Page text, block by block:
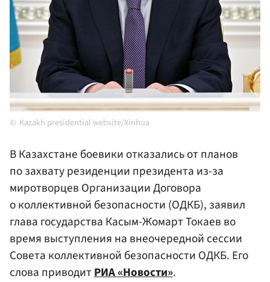
Kazakh presidential website/Xinhua
В Казахстане боевики отказались от планов
по захвату резиденции президента из-за
миротворцев Организации Договора
о коллективной безопасности (ОДКБ), заявил
глава государства Касым-Жомарт Токаев во
время выступления на внеочередной сессии
Совета коллективной безопасности ОДКБ. Его
слова приводитРИА «Новости».